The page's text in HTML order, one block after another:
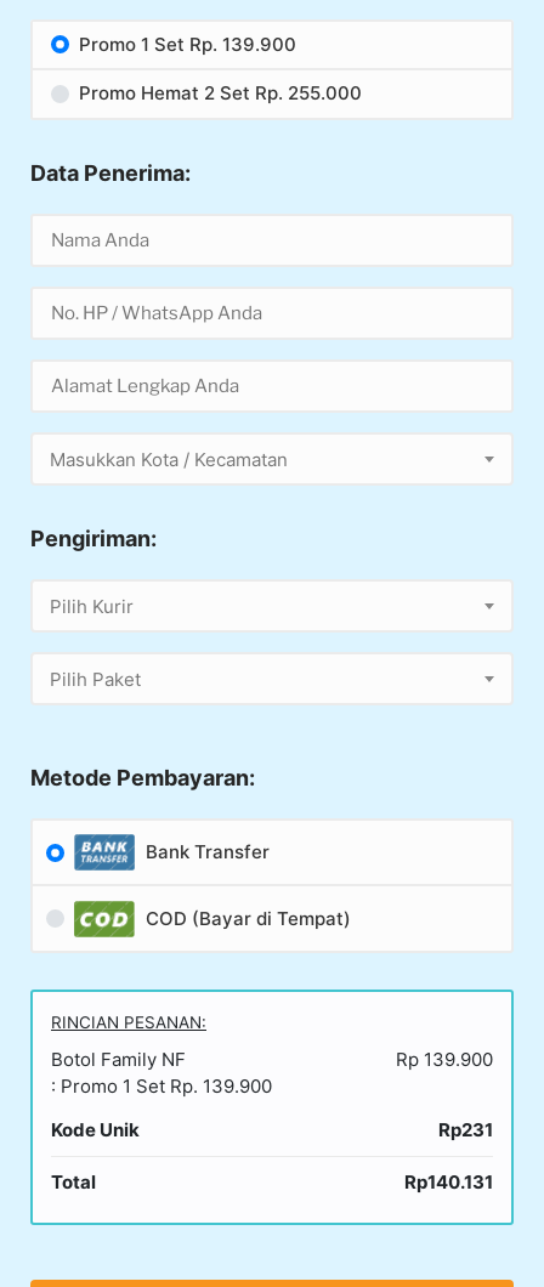
Promo 1 Set Rp. 139.900
Promo Hemat 2 Set Rp. 255.000
Data Penerima:
Masukkan Kota / Kecamatan
Pengiriman:
Pilih Kurir
Pilih Paket
Metode Pembayaran:
Bank Transfer
COD (Bayar di Tempat)
RINCIAN PESANAN:
Botol Family NF
: Promo 1 Set Rp. 139.900
Rp 139.900
Kode Unik Rp231
Total Rp140.131